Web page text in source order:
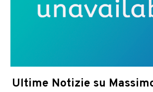
Ultime Notizie su